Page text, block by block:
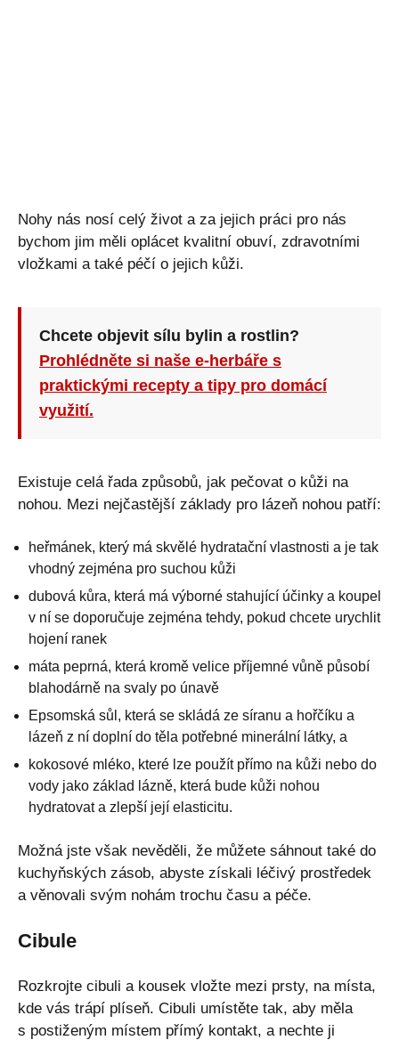
Nohy nás nosí celý život a za jejich práci pro nás
bychom jim měli oplácet kvalitní obuví, zdravotními
vložkami a také péčí o jejich kůži.
Chcete objevit sílu bylin a rostlin?
Prohlédněte si naše e-herbáře s
praktickými recepty a tipy pro domácí
využití.
Existuje celá řada způsobů, jak pečovat o kůži na
nohou. Mezi nejčastější základy pro lázeň nohou patří:
heřmánek, který má skvělé hydratační vlastnosti a je tak
vhodný zejména pro suchou kůži
dubová kůra, která má výborné stahující účinky a koupel
v ní se doporučuje zejména tehdy, pokud chcete urychlit
hojení ranek
máta peprná, která kromě velice příjemné vůně působí
blahodárně na svaly po únavě
Epsomská sůl, která se skládá ze síranu a hořčíku a
lázeň z ní doplní do těla potřebné minerální látky, a
kokosové mléko, které lze použít přímo na kůži nebo do
vody jako základ lázně, která bude kůži nohou
hydratovat a zlepší její elasticitu.
Možná jste však nevěděli, že můžete sáhnout také do
kuchyňských zásob, abyste získali léčivý prostředek
a věnovali svým nohám trochu času a péče.
Cibule
Rozkrojte cibuli a kousek vložte mezi prsty, na místa,
kde vás trápí plíseň. Cibuli umístěte tak, aby měla
s postiženým místem přímý kontakt, a nechte ji